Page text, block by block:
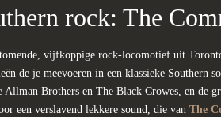
rock: The
vijfkop­pige rock-loco­motief uit
de je meevoeren in een klassieke Southern
All­man Broth­ers en The Black Crowes, en de
een verslavend lekkere sound, die van The